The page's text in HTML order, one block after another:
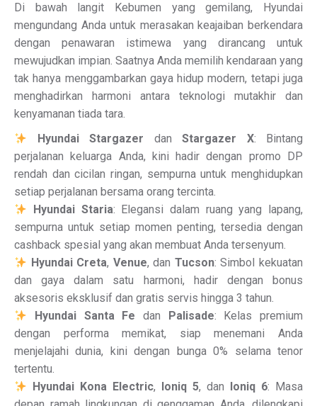
Di bawah langit Kebumen yang gemilang, Hyundai
mengundang Anda untuk merasakan keajaiban berkendara
dengan penawaran istimewa yang dirancang untuk
mewujudkan impian. Saatnya Anda memilih kendaraan yang
tak hanya menggambarkan gaya hidup modern, tetapi juga
menghadirkan harmoni antara teknologi mutakhir dan
kenyamanan tiada tara.
Hyundai Stargazer danStargazer X: Bintang
perjalanan keluarga Anda, kini hadir dengan promo DP
rendah dan cicilan ringan, sempurna untuk menghidupkan
setiap perjalanan bersama orang tercinta.
Hyundai Staria: Elegansi dalam ruang yang lapang,
sempurna untuk setiap momen penting, tersedia dengan
cashback spesial yang akan membuat Anda tersenyum.
Hyundai Creta, Venue, dan Tucson: Simbol kekuatan
dan gaya dalam satu harmoni, hadir dengan bonus
aksesoris eksklusif dan gratis servis hingga 3 tahun.
Hyundai Santa Fe dan Palisade: Kelas premium
dengan performa memikat, siap menemani Anda
menjelajahi dunia, kini dengan bunga 0% selama tenor
tertentu.
Hyundai Kona Electric, Ioniq 5, dan Ioniq 6: Masa